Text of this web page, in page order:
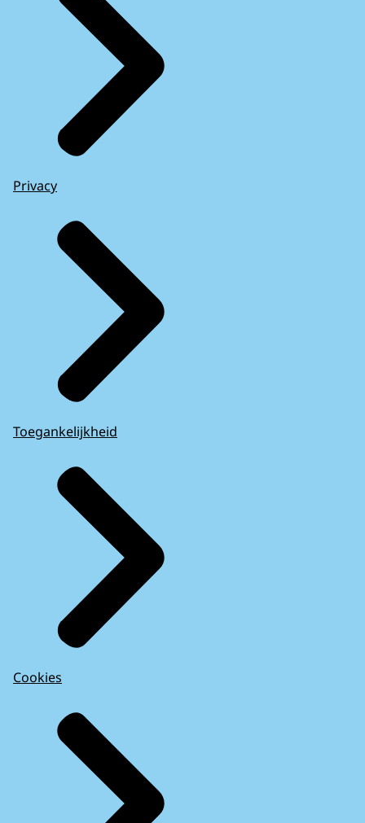
Privacy
Toegankelijkheid
Cookies